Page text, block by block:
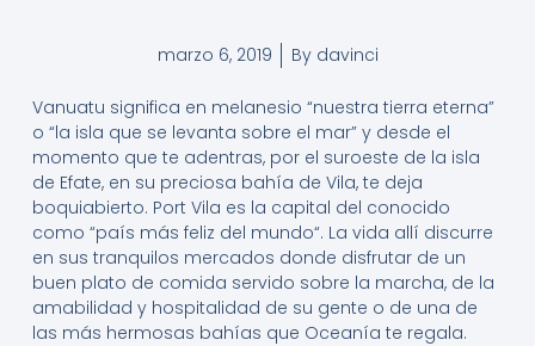
marzo 6, 2019 Bydavinci
Vanuatu significa en melanesio “nuestra tierra eterna”
o “la isla que se levanta sobre el mar” y desde el
momento que te adentras, por el suroeste de la isla
de Efate, en su preciosa bahía de Vila, te deja
boquiabierto. Port Vila es la capital del conocido
como “país más feliz del mundo“. La vida allí discurre
en sus tranquilos mercados donde disfrutar de un
buen plato de comida servido sobre la marcha, de la
amabilidad y hospitalidad de su gente o de una de
las más hermosas bahías que Oceanía te regala.